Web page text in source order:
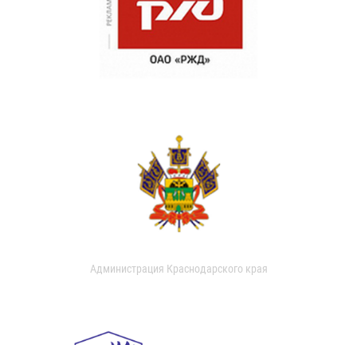
Администрация Краснодарского края